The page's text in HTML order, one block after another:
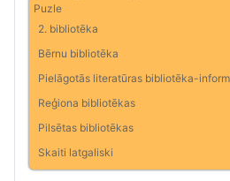
Puzle
2. bibliotēka
Bērnu bibliotēka
Pielāgotās literatūras bibliotēka-
Reģiona bibliotēkas
Pilsētas bibliotēkas
Skaiti latgaliski